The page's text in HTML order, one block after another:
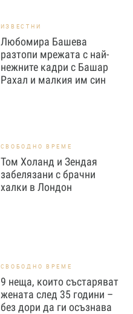
ИЗВЕСТНИ
Любомира Башева
разтопи мрежата с най-
нежните кадри с Башар
Рахал и малкия им син
СВОБОДНО ВРЕМЕ
Том Холанд и Зендая
забелязани с брачни
халки в Лондон
СВОБОДНО ВРЕМЕ
9 неща, които състаряват
жената след 35 години –
без дори да ги осъзнава